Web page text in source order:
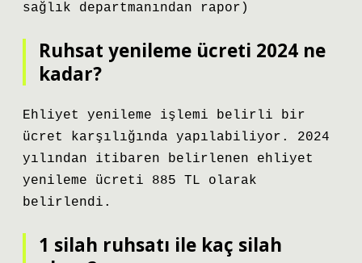
sağlık departmanından rapor)
Ruhsat yenileme ücreti 2024 ne
kadar?
Ehliyet yenileme işlemi belirli bir
ücret karşılığında yapılabiliyor. 2024
yılından itibaren belirlenen ehliyet
yenileme ücreti 885 TL olarak
belirlendi.
1 silah ruhsatı ile kaç silah